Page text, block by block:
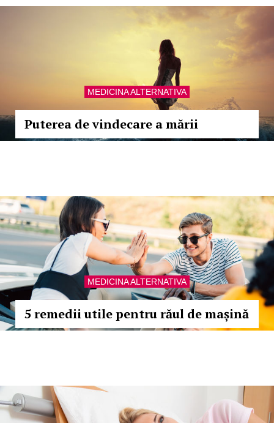
MEDICINA ALTERNATIVA
Puterea de vindecare a mării
MEDICINA ALTERNATIVA
5 remedii utile pentru răul de mașină